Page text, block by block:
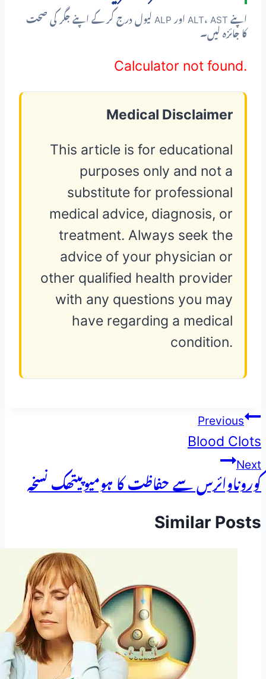
اپنے ALT، AST اور ALP لیول درج کر کے اپنے جگر کی صحت
کا جائزہ لیں۔
Calculator not found.
Medical Disclaimer
This article is for educational
purposes only and not a
substitute for professional
medical advice, diagnosis, or
treatment. Always seek the
advice of your physician or
other qualified health provider
with any questions you may
have regarding a medical
condition.
پوسٹوں
کی
نیویگیشن
Previous
Blood Clots
Next
کوروناوائرس سے حفاظت کا ہومیوپیتھک نسخہ
Similar Posts